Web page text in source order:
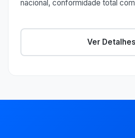
nacional, conformidade total
português. Ideal para agências,
negócios que atendem clientes
Ver Detalhes